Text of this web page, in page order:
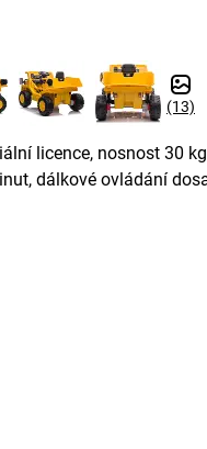
(13)
licence, nosnost 30
dálkové ovládání